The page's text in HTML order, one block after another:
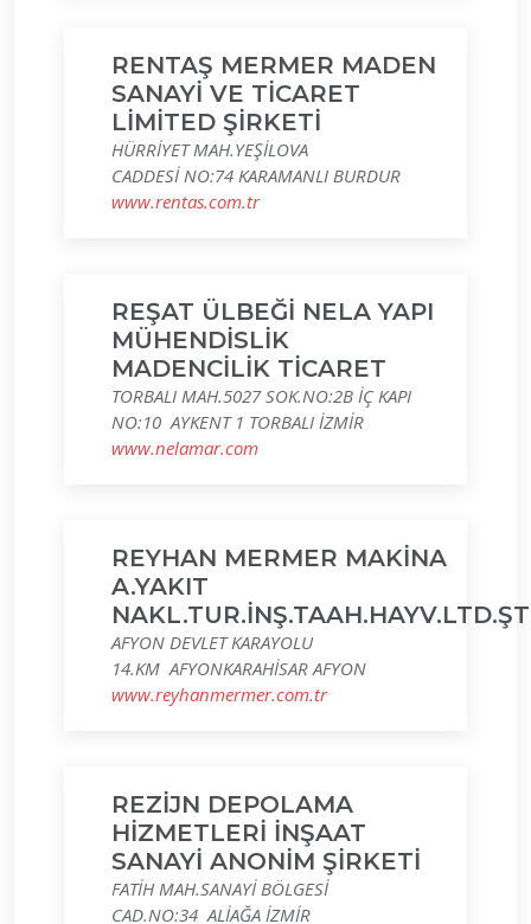
RENTAŞ MERMER MADEN
SANAYİ VE TİCARET
LİMİTED ŞİRKETİ
HÜRRİYET MAH.YEŞİLOVA
CADDESİ NO:74 KARAMANLI BURDUR
www.rentas.com.tr
REŞAT ÜLBEĞİ NELA YAPI
MÜHENDİSLİK
MADENCİLİK TİCARET
TORBALI MAH.5027 SOK.NO:2B İÇ KAPI
NO:10 AYKENT 1 TORBALI İZMİR
www.nelamar.com
REYHAN MERMER MAKİNA
A.YAKIT
AFYON DEVLET KARAYOLU
14.KM AFYONKARAHİSAR AFYON
www.reyhanmermer.com.tr
REZİJN DEPOLAMA
HİZMETLERİ İNŞAAT
SANAYİ ANONİM ŞİRKETİ
FATİH MAH.SANAYİ BÖLGESİ
CAD.NO:34 ALİAĞA İZMİR